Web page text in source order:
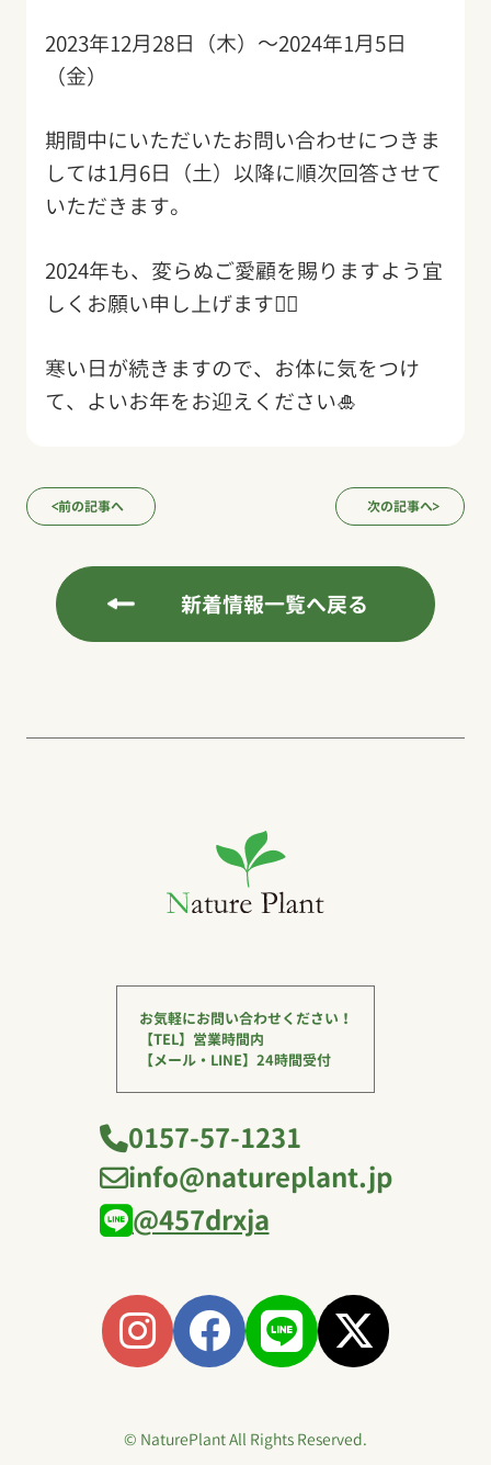
2023年12月28日（木）～2024年1月5日
（金）
期間中にいただいたお問い合わせにつきま
しては1月6日（土）以降に順次回答させて
いただきます。
2024年も、変らぬご愛顧を賜りますよう宜
しくお願い申し上げます🙇‍♂️
寒い日が続きますので、お体に気をつけ
て、よいお年をお迎えください🎍
前の記事へ 次の記事へ
新着情報一覧へ戻る
お気軽にお問い合わせください！
【TEL】営業時間内
【メール・LINE】24時間受付
0157-57-1231
info@natureplant.jp
@457drxja
© NaturePlant All Rights Reserved.